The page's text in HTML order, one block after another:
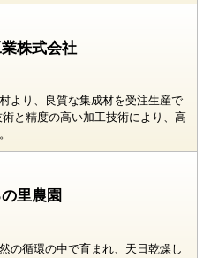
業株式会社
より、良質な集成材を受注生産で
と精度の高い加工技術により、高
の里農園
の循環の中で育まれ、天日乾燥し